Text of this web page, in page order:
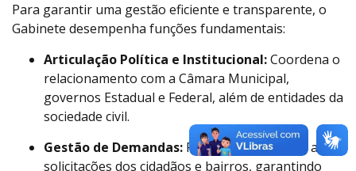
Para garantir uma gestão eficiente e transparente, o
Gabinete desempenha funções fundamentais:
Articulação Política e Institucional:Coordena o
relacionamento com a Câmara Municipal,
governos Estadual e Federal, além de entidades da
sociedade civil.
Gestão de Demandas: Recebe e encaminha as
solicitações dos cidadãos e bairros, garantindo